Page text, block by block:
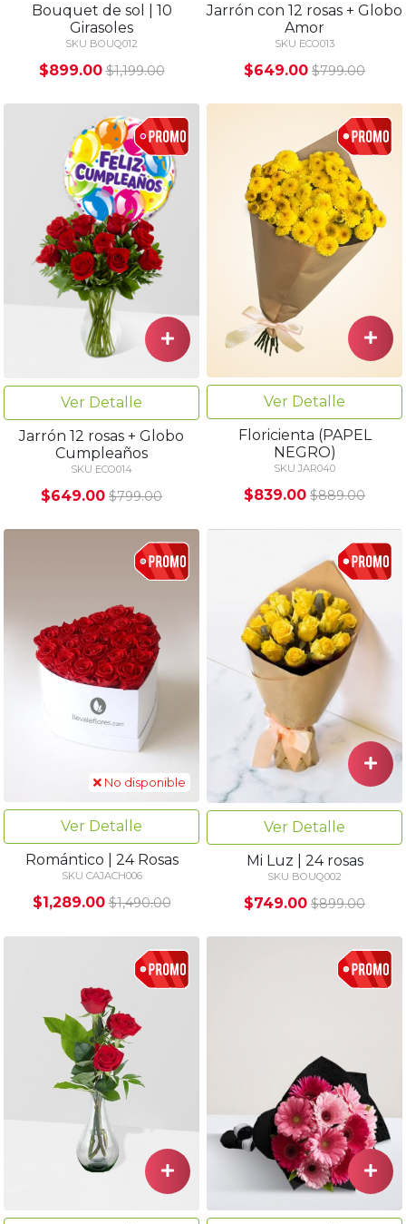
Bouquet de sol | 10
Girasoles
SKU BOUQ012
$899.00 $1,199.00
Jarrón con 12 rosas + Globo
Amor
SKU ECO013
$649.00 $799.00
Ver Detalle
Jarrón 12 rosas + Globo
Cumpleaños
SKU ECO014
$649.00 $799.00
Ver Detalle
Floricienta (PAPEL
NEGRO)
SKU JAR040
$839.00 $889.00
No disponible
Ver Detalle
Romántico | 24 Rosas
SKU CAJACH006
$1,289.00 $1,490.00
Ver Detalle
Mi Luz | 24 rosas
SKU BOUQ002
$749.00 $899.00